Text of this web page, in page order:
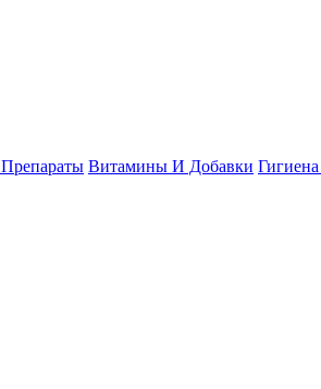
Витамины И Добавки Гигиена